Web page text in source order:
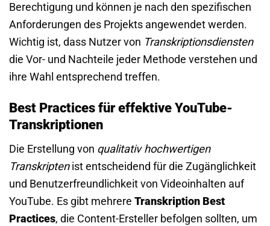
Berechtigung und können je nach den spezifischen
Anforderungen des Projekts angewendet werden.
Wichtig ist, dass Nutzer von Transkriptionsdiensten
die Vor- und Nachteile jeder Methode verstehen und
ihre Wahl entsprechend treffen.
Best Practices für effektive YouTube-
Transkriptionen
Die Erstellung von qualitativ hochwertigen
Transkriptenist entscheidend für die Zugänglichkeit
und Benutzerfreundlichkeit von Videoinhalten auf
YouTube. Es gibt mehrere Transkription Best
Practices, die Content-Ersteller befolgen sollten, um